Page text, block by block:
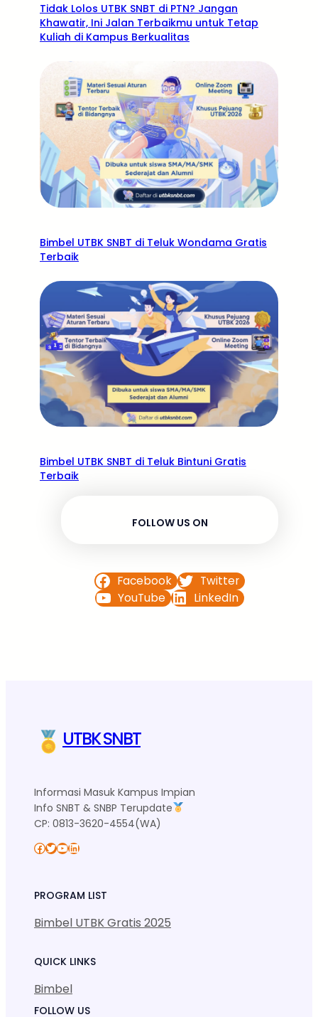
Tidak Lolos UTBK SNBT di PTN? Jangan
Khawatir, Ini Jalan Terbaikmu untuk Tetap
Kuliah di Kampus Berkualitas
Bimbel UTBK SNBT di Teluk Wondama Gratis
Terbaik
Bimbel UTBK SNBT di Teluk Bintuni Gratis
Terbaik
FOLLOW US ON
Facebook
Twitter
YouTube
LinkedIn
UTBK SNBT
Informasi Masuk Kampus Impian
Info SNBT & SNBP Terupdate
CP: 0813-3620-4554(WA)
Facebook Twitter YouTube LinkedIn
PROGRAM LIST
Bimbel UTBK Gratis 2025
QUICK LINKS
Bimbel
FOLLOW US